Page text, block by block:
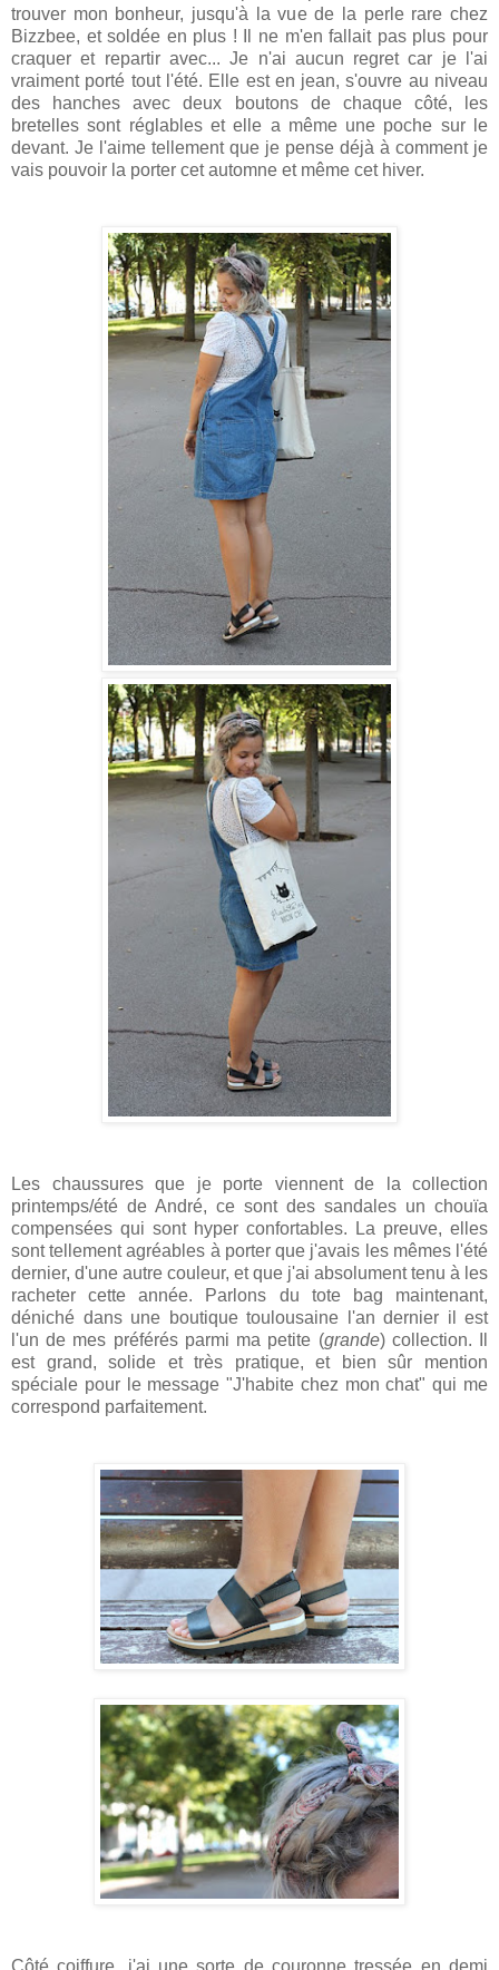
trouver mon bonheur, jusqu'à la vue de la perle rare chez
Bizzbee, et soldée en plus ! Il ne m'en fallait pas plus pour
craquer et repartir avec... Je n'ai aucun regret car je l'ai
vraiment porté tout l'été. Elle est en jean, s'ouvre au niveau
des hanches avec deux boutons de chaque côté, les
bretelles sont réglables et elle a même une poche sur le
devant. Je l'aime tellement que je pense déjà à comment je
vais pouvoir la porter cet automne et même cet hiver.
Les chaussures que je porte viennent de la collection
printemps/été de André, ce sont des sandales un chouïa
compensées qui sont hyper confortables. La preuve, elles
sont tellement agréables à porter que j'avais les mêmes l'été
dernier, d'une autre couleur, et que j'ai absolument tenu à les
racheter cette année. Parlons du tote bag maintenant,
déniché dans une boutique toulousaine l'an dernier il est
l'un de mes préférés parmi ma petite (grande) collection. Il
est grand, solide et très pratique, et bien sûr mention
spéciale pour le message "J'habite chez mon chat" qui me
correspond parfaitement.
Côté coiffure, j'ai une sorte de couronne tressée en demi